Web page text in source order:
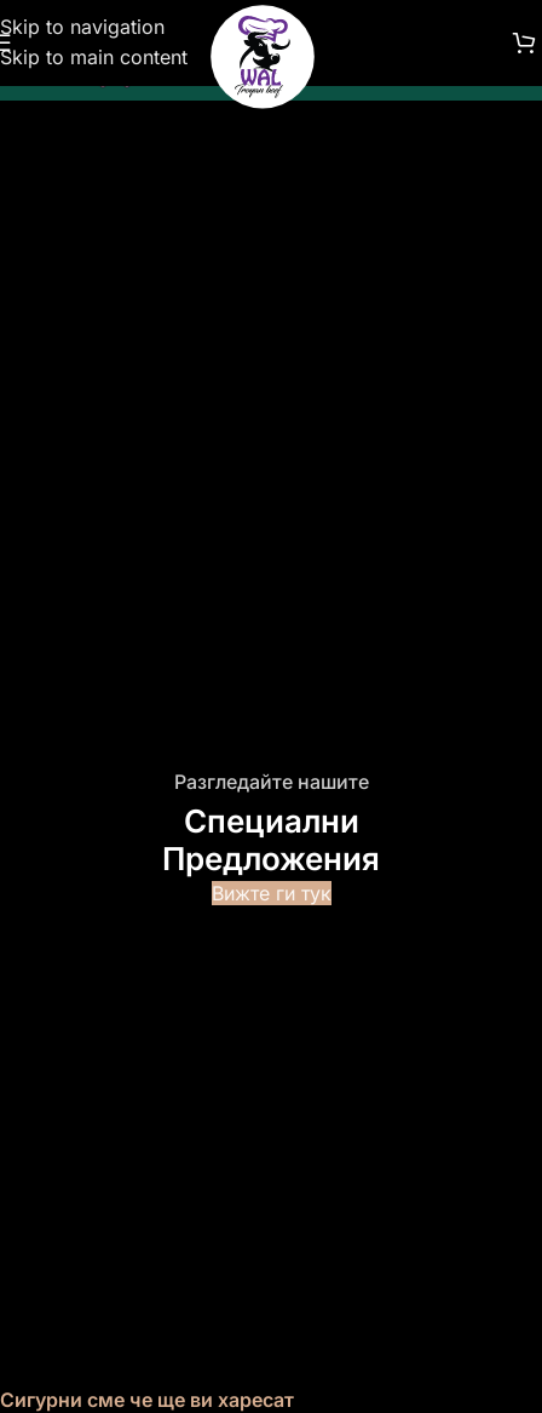
Skip to navigation
Skip to main content
лв.) Безплатна доставка за поръчки над 100 €
Разгледайте нашите
Специални
Предложения
Вижте ги тук
Сигурни сме че ще ви харесат